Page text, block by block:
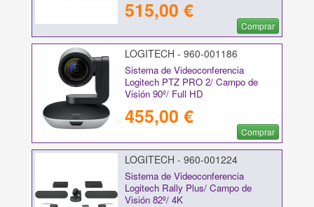
515,00 €
Comprar
LOGITECH - 960-001186
Sistema de Videoconferencia
Logitech PTZ PRO 2/ Campo de
Visión 90º/ Full HD
455,00 €
Comprar
LOGITECH - 960-001224
Sistema de Videoconferencia
Logitech Rally Plus/ Campo de
Visión 82º/ 4K